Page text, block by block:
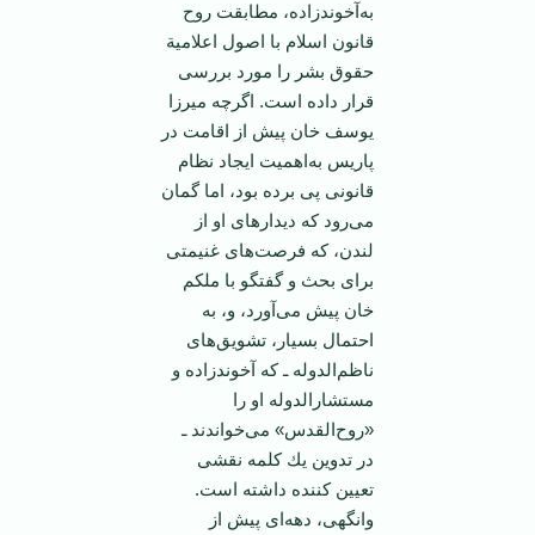
به‌آخوندزاده‌، مطابقت‌ روح‌
قانون‌ اسلام‌ با اصول‌ اعلامیة‌
حقوق‌ بشر را مورد بررسی‌
قرار داده‌ است‌. اگرچه‌ میرزا
یوسف‌ خان‌ پیش‌ از اقامت‌ در
پاریس‌ به‌اهمیت‌ ایجاد نظام‌
قانونی‌ پی‌ برده‌ بود، اما گمان‌
می‌رود كه‌ دیدارهای‌ او از
لندن‌، كه‌ فرصت‌های‌ غنیمتی‌
برای‌ بحث‌ و گفتگو با ملكم‌
خان‌ پیش‌ می‌آورد، و، به‌
احتمال‌ بسیار، تشویق‌های‌
ناظم‌الدوله‌ ـ كه‌ آخوندزاده‌ و
مستشارالدوله ‌او را
«روح‌القدس‌» می‌خواندند ـ
در تدوین‌ یك‌ كلمه‌ نقشی‌
تعیین‌ كننده ‌داشته‌ است‌.
وانگهی‌، دهه‌ای‌ پیش‌ از